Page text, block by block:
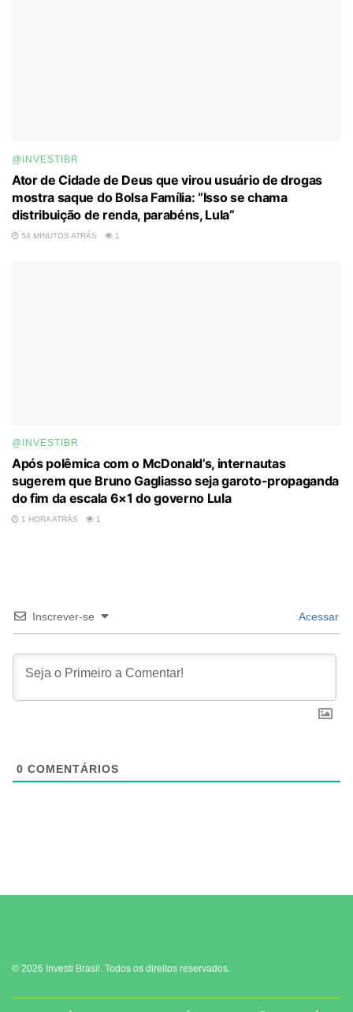
@INVESTIBR
Ator de Cidade de Deus que virou usuário de drogas
mostra saque do Bolsa Família: “Isso se chama
distribuição de renda, parabéns, Lula”
54 MINUTOS ATRÁS 1
@INVESTIBR
Após polêmica com o McDonald’s, internautas
sugerem que Bruno Gagliasso seja garoto-propaganda
do fim da escala 6×1 do governo Lula
1 HORA ATRÁS 1
Inscrever-se Acessar
0 COMENTÁRIOS
© 2026 Investi Brasil. Todos os direitos reservados.